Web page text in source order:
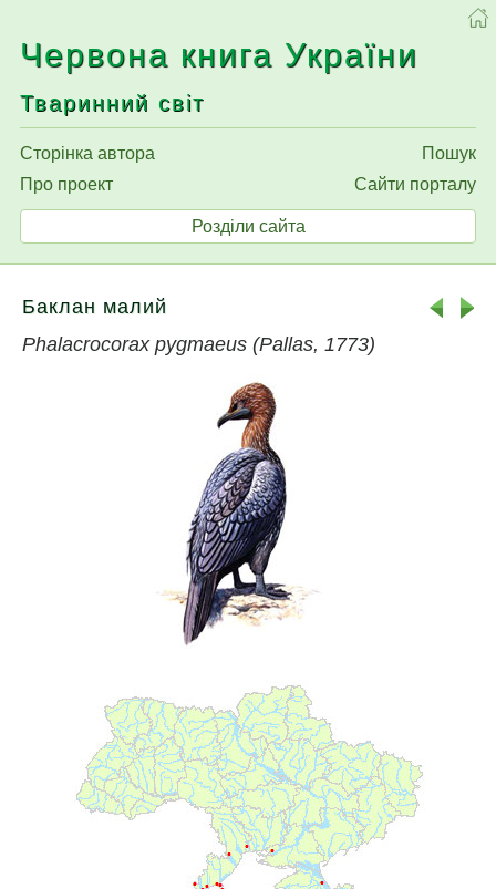
Червона книга України
Тваринний світ
Пошук
Сайти порталу
Про проект
Сторінка автора
Розділи сайта
Баклан малий
Phalacrocorax pygmaeus (Pallas, 1773)